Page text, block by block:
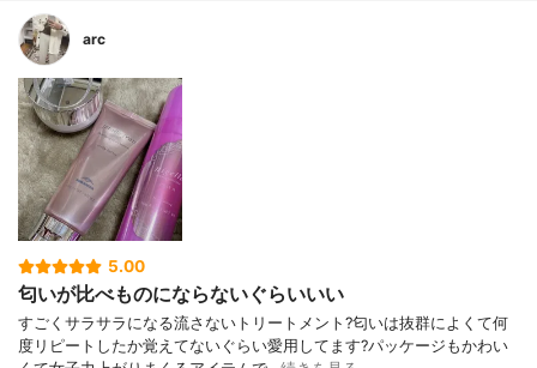
arc
5.00
匂いが比べものにならないぐらいいい
すごくサラサラになる流さないトリートメント?匂いは抜群によくて何
度リピートしたか覚えてないぐらい愛用してます?パッケージもかわい